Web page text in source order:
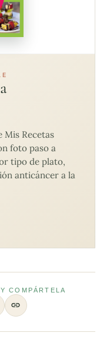
Mis Recetas
foto paso a
tipo de plato,
anticáncer a la
COMPÁRTELA